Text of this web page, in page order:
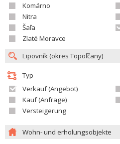
Komárno
Nitra
Šaľa
Zlaté Moravce
Typ
Verkauf (Angebot)
Kauf (Anfrage)
Versteigerung
Wohn- und erholungsobjekte